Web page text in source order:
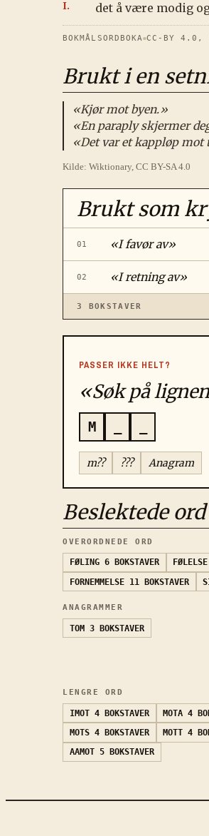
det å være modig
BOKMÅLSORDBOKA CC-BY 4.0,
Brukt i en
«Kjør mot byen.»
«En paraply skjermer
«Det var et kappløp mot
Kilde: Wiktionary, CC BY-SA 4.0
Brukt som
01 «I favør av»
02 «I retning av»
3 BOKSTAVER
PASSER IKKE HELT?
«Søk på
M
m?? ??? Anagram
Beslektede ord
OVERORDNEDE ORD
FØLING 6 BOKSTAVER FØLELSE
FORNEMMELSE 11 BOKSTAVER
ANAGRAMMER
TOM 3 BOKSTAVER
LENGRE ORD
IMOT 4 BOKSTAVER MOTA 4
MOTS 4 BOKSTAVER MOTT 4
AAMOT 5 BOKSTAVER